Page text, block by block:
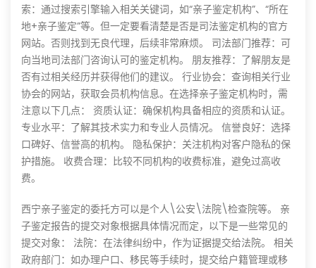
索：通过搜索引擎输入相关关键词，如“亲子鉴定机构”、“所在
地+亲子鉴定”等。但一定要看清楚是否是司法鉴定机构的官方
网站。否则找到无良代理，后续非常麻烦。 司法部门推荐：可
向当地司法部门咨询认可的鉴定机构。 朋友推荐：了解朋友是
否有过相关经历并获得他们的建议。 行业协会：查询相关行业
协会的网站，获取会员机构信息。在选择亲子鉴定机构时，需
注意以下几点： 资质认证：确保机构具备相应的资质和认证。
专业水平：了解其技术实力和专业人员情况。 信誉良好：选择
口碑好、信誉高的机构。 隐私保护：关注机构对客户隐私的保
护措施。 收费合理：比较不同机构的收费标准，避免过高收
费。
西宁亲子鉴定的委托方可以是个人\公安\法院\检查院等。 亲
子鉴定报告的提交对象根据具体情况而定，以下是一些常见的
提交对象： 法院：在法律纠纷中，作为证据提交给法院。 相关
政府部门：如办理户口、移民等手续时，提交给户籍管理或移